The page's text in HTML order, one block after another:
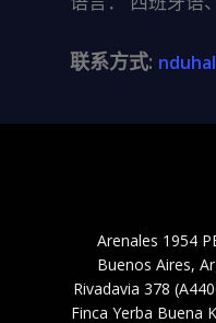
联系方式:
Arenales 1954
Buenos Aires,
Rivadavia 378
Finca Yerba Buena